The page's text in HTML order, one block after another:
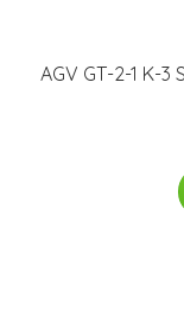
AGV GT-2-1 K-3